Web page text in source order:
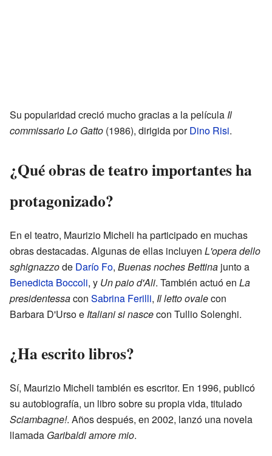
Su popularidad creció mucho gracias a la película Il
commissario Lo Gatto (1986), dirigida porDino Risi.
¿Qué obras de teatro importantes ha
protagonizado?
En el teatro, Maurizio Micheli ha participado en muchas
obras destacadas. Algunas de ellas incluyen L'opera dello
sghignazzode Darío Fo, Buenas noches Bettina junto a
Benedicta Boccoli, y Un paio d'Ali. También actuó en La
presidentessacon Sabrina Ferilli, Il letto ovalecon
Barbara D'Urso e Italiani si nascecon Tullio Solenghi.
¿Ha escrito libros?
Sí, Maurizio Micheli también es escritor. En 1996, publicó
su autobiografía, un libro sobre su propia vida, titulado
Sciambagne!. Años después, en 2002, lanzó una novela
llamada Garibaldi amore mio.